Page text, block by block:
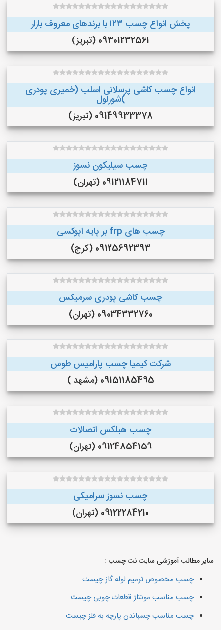
پخش انواع چسب ۱۲۳ با برندهای معروف بازار
09301232561 (تبریز)
انواع چسب کاشی پرسلانی اسلب (خمیری پودری
)شورلول
09149933378 (تبریز)
چسب سیلیکون نسوز
09121184711 (تهران)
چسب های frp بر پایه اپوکسی
09125692393 (کرج)
چسب کاشی پودری سرمیکس
09034332760 (تهران)
شرکت کیمیا چسب پارامیس طوس
09151185495 (مشهد )
چسب هبلکس اتصالات
09124854159 (تهران)
چسب نسوز سرامیکی
09122284210 (تهران)
سایر مطالب آموزشی سایت نت چسب :
چسب مخصوص ترمیم لوله گاز چیست
چسب مناسب مونتاژ قطعات چوبی چیست
چسب مناسب چسباندن پارچه به فلز چیست